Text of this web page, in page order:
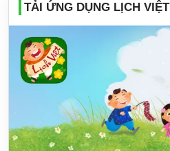
TẢI ỨNG DỤNG LỊCH VIỆT